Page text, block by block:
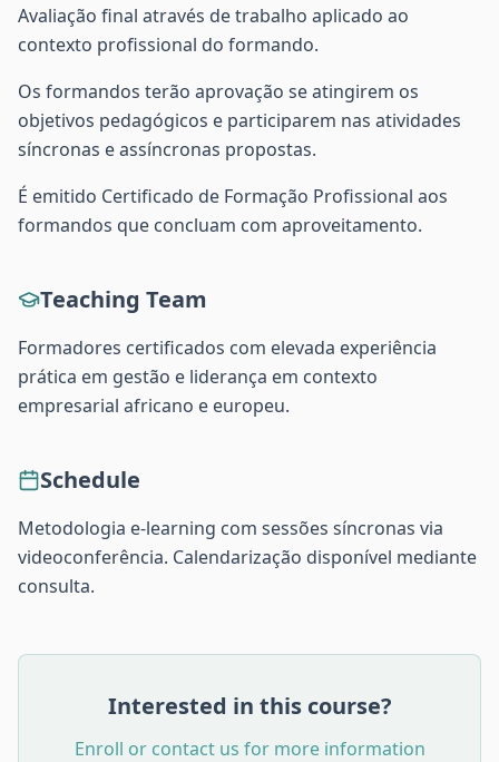
Avaliação final através de trabalho aplicado ao
contexto profissional do formando.
Os formandos terão aprovação se atingirem os
objetivos pedagógicos e participarem nas atividades
síncronas e assíncronas propostas.
É emitido Certificado de Formação Profissional aos
formandos que concluam com aproveitamento.
Teaching Team
Formadores certificados com elevada experiência
prática em gestão e liderança em contexto
empresarial africano e europeu.
Schedule
Metodologia e-learning com sessões síncronas via
videoconferência. Calendarização disponível mediante
consulta.
Interested in this course?
Enroll or contact us for more information